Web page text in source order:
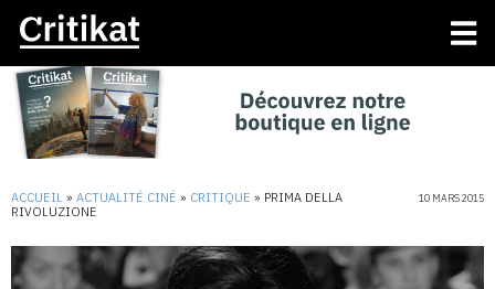
ACCUEIL » ACTUALITÉ CINÉ » CRITIQUE » PRIMA DELLA
RIVOLUZIONE
10 MARS 2015